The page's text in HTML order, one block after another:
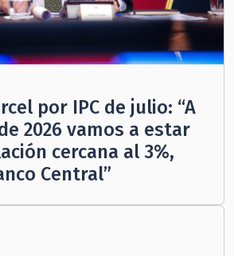
por IPC de julio: “A
2026 vamos a estar
cercana al 3%,
Central”